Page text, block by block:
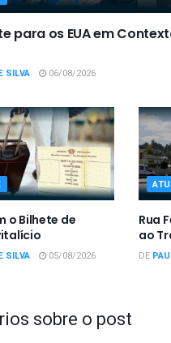
para os EUA em
SILVA 06/08/2026
o Bilhete de
SILVA 05/08/2026
Rua
ao
DE
sobre o post